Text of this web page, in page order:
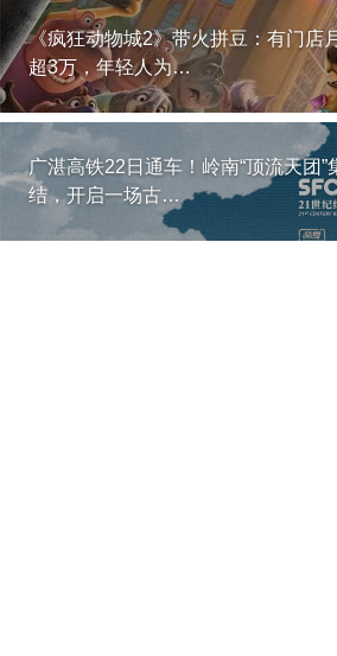
《疯狂动物城2》带火拼豆：有门店
超3万，年轻人为…
广湛高铁22日通车！岭南“顶流天团”
结，开启一场古…